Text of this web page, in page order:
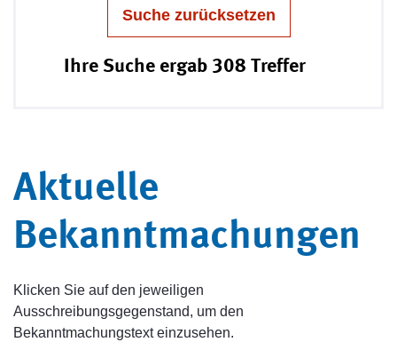
Suche zurücksetzen
Ihre Suche ergab 308 Treffer
Aktuelle
Bekanntmachungen
Klicken Sie auf den jeweiligen
Ausschreibungsgegenstand, um den
Bekanntmachungstext einzusehen.